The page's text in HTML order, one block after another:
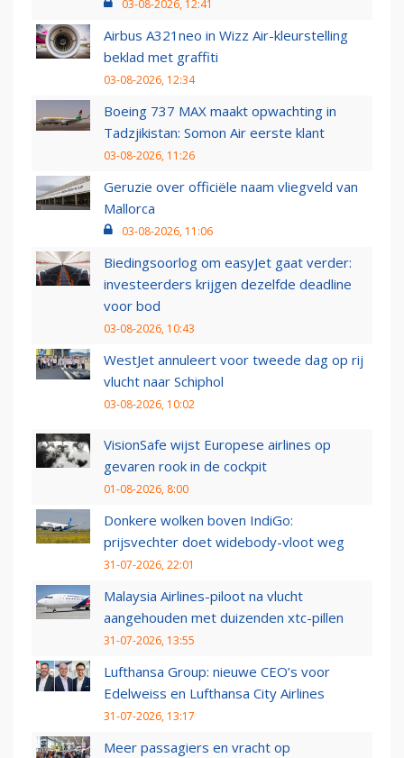
03-08-2026, 12:41
Airbus A321neo in Wizz Air-kleurstelling
beklad met graffiti
03-08-2026, 12:34
Boeing 737 MAX maakt opwachting in
Tadzjikistan: Somon Air eerste klant
03-08-2026, 11:26
Geruzie over officiële naam vliegveld van
Mallorca
03-08-2026, 11:06
Biedingsoorlog om easyJet gaat verder:
investeerders krijgen dezelfde deadline
voor bod
03-08-2026, 10:43
WestJet annuleert voor tweede dag op rij
vlucht naar Schiphol
03-08-2026, 10:02
VisionSafe wijst Europese airlines op
gevaren rook in de cockpit
01-08-2026, 8:00
Donkere wolken boven IndiGo:
prijsvechter doet widebody-vloot weg
31-07-2026, 22:01
Malaysia Airlines-piloot na vlucht
aangehouden met duizenden xtc-pillen
31-07-2026, 13:55
Lufthansa Group: nieuwe CEO’s voor
Edelweiss en Lufthansa City Airlines
31-07-2026, 13:17
Meer passagiers en vracht op